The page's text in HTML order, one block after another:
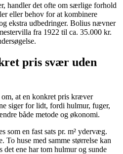
handler det ofte om særlige forhold
eller behov for at kombinere
ekstra udbedringer. Bolius nævner
fra 1922 til ca. 35.000 kr.
pris svær uden
at en konkret pris kræver
siger for lidt, fordi hulmur, fuger,
både metode og økonomi.
som en fast sats pr. m² ydervæg.
To huse med samme størrelse kan
ene har tom hulmur og sunde